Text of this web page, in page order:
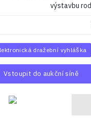
výstavbu
dražební vyhláška
Vstoupit do aukční síně